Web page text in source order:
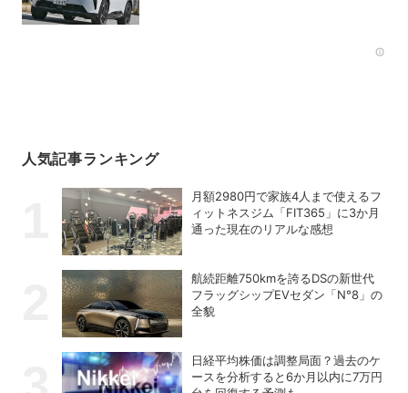
人気記事ランキング
月額2980円で家族4人まで使えるフ
ィットネスジム「FIT365」に3か月
通った現在のリアルな感想
航続距離750kmを誇るDSの新世代
フラッグシップEVセダン「N°8」の
全貌
日経平均株価は調整局面？過去のケ
ースを分析すると6か月以内に7万円